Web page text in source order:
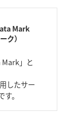
Mark
ク）
」と
したサー
。